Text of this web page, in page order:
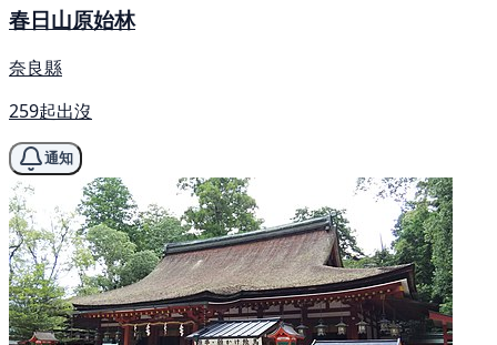
春日山原始林
奈良縣
259起出沒
通知